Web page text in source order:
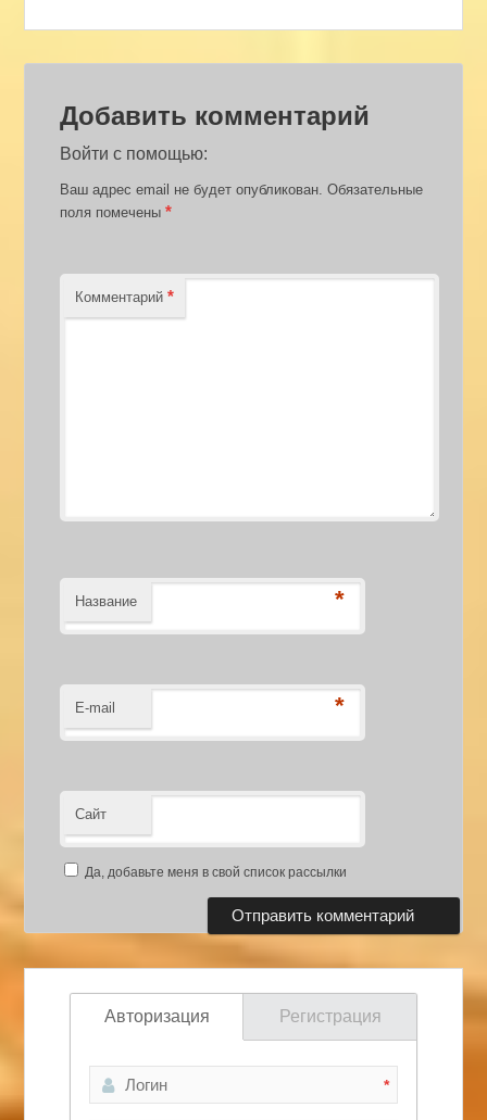
Добавить комментарий
Войти с помощью:
Ваш адрес email не будет опубликован. Обязательные
поля помечены*
Комментарий*
Название *
E-mail *
Сайт
Да, добавьте меня в свой список рассылки
Авторизация Регистрация
*